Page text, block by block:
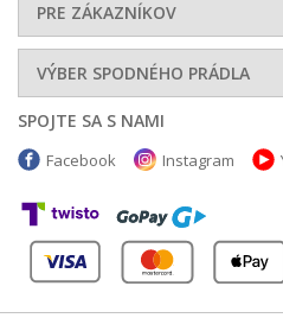
PRE ZÁKAZNÍKOV
VÝBER SPODNÉHO PRÁDLA
SPOJTE SA S NAMI
Facebook Instagram